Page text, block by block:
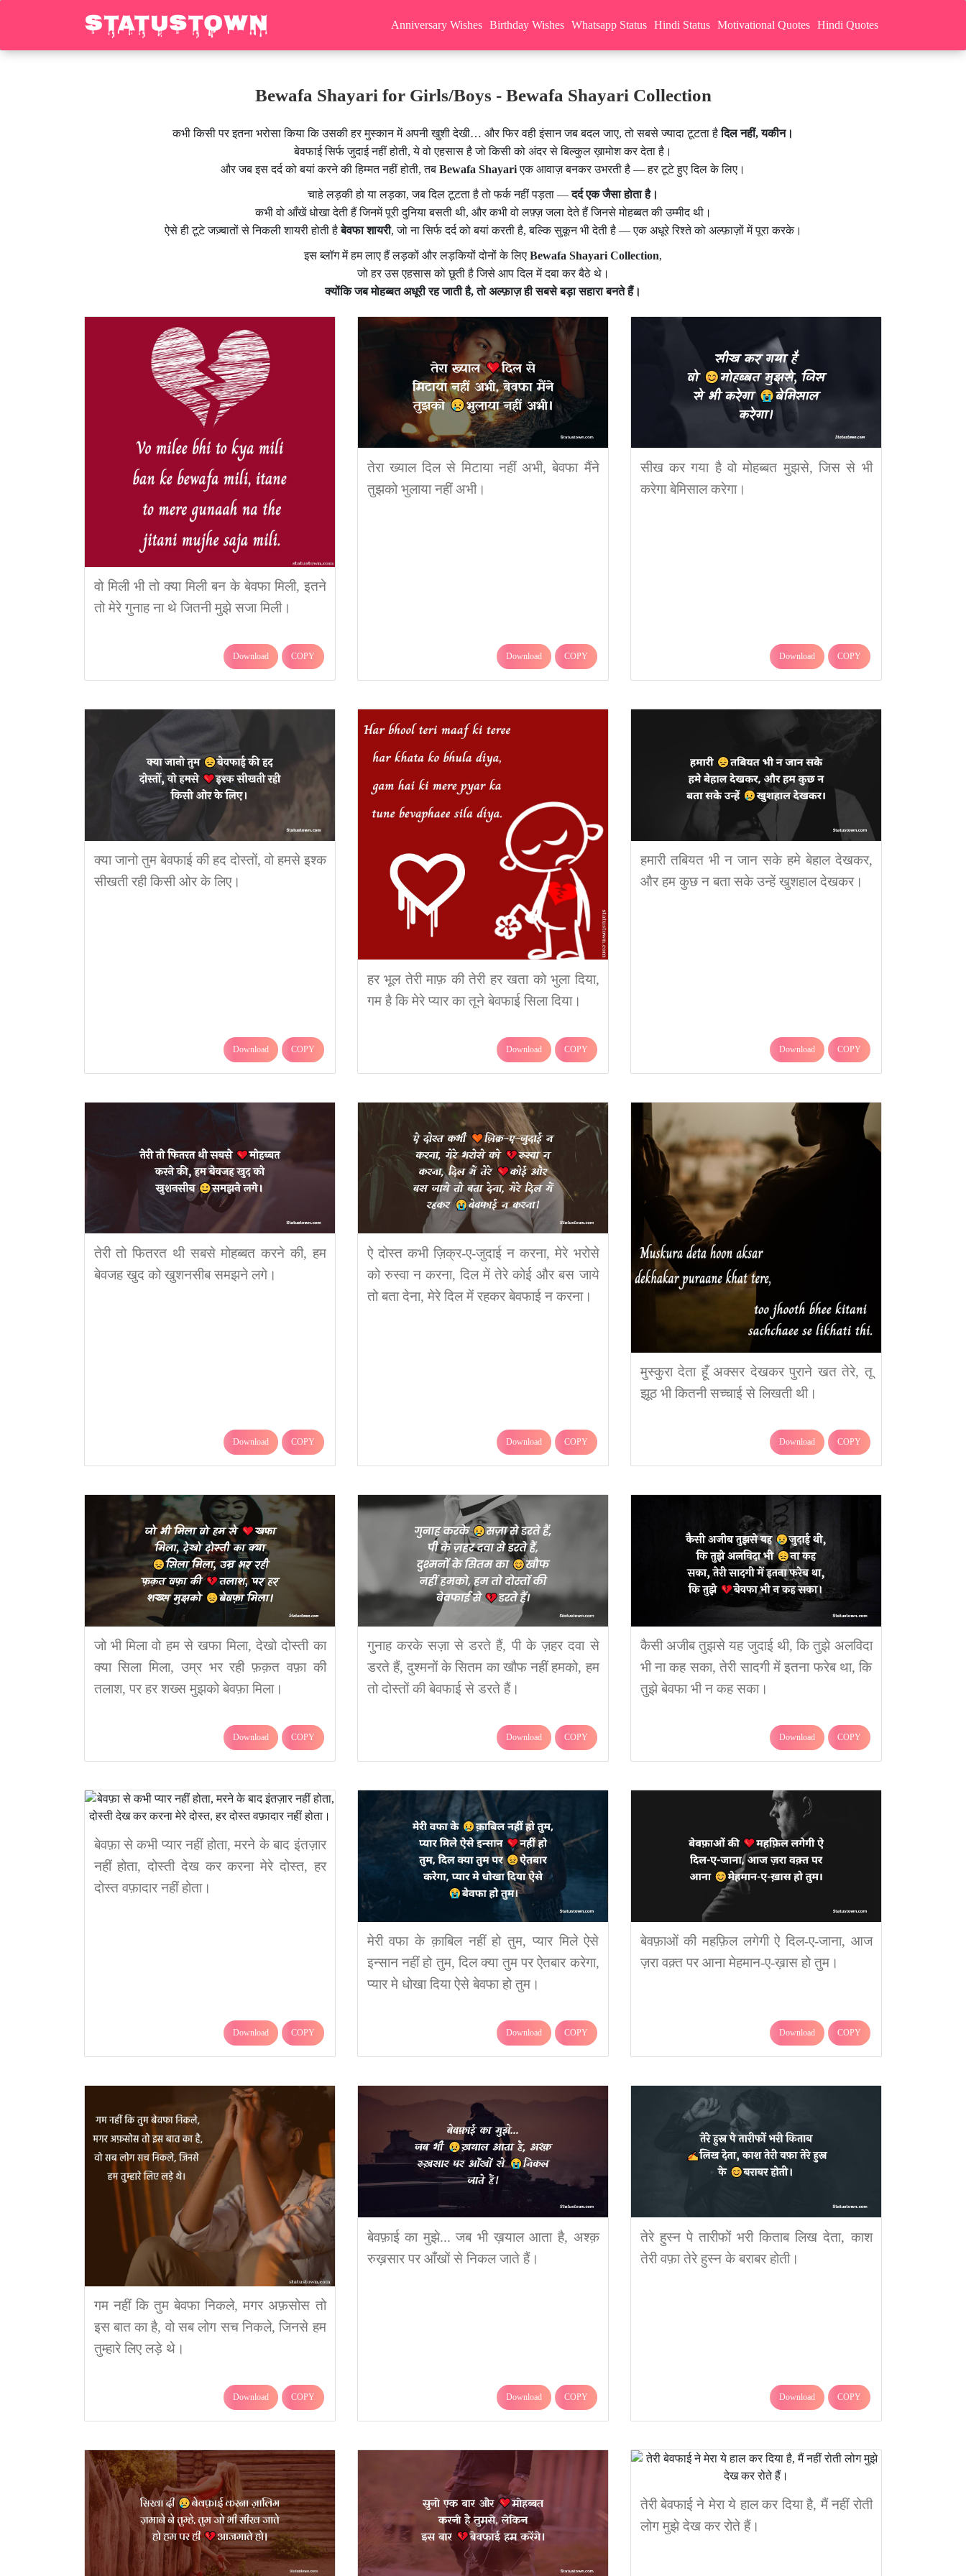
Anniversary Wishes Birthday Wishes Whatsapp Status Hindi Status Motivational Quotes Hindi Quotes
Bewafa Shayari for Girls/Boys - Bewafa Shayari Collection
कभी किसी पर इतना भरोसा किया कि उसकी हर मुस्कान में अपनी खुशी देखी… और फिर वही इंसान जब बदल जाए, तो सबसे ज्यादा टूटता हैदिल नहीं, यकीन।
बेवफाई सिर्फ जुदाई नहीं होती, ये वो एहसास है जो किसी को अंदर से बिल्कुल ख़ामोश कर देता है।
और जब इस दर्द को बयां करने की हिम्मत नहीं होती, तब Bewafa Shayariएक आवाज़ बनकर उभरती है — हर टूटे हुए दिल के लिए।
चाहे लड़की हो या लड़का, जब दिल टूटता है तो फर्क नहीं पड़ता —दर्द एक जैसा होता है।
कभी वो आँखें धोखा देती हैं जिनमें पूरी दुनिया बसती थी, और कभी वो लफ़्ज़ जला देते हैं जिनसे मोहब्बत की उम्मीद थी।
ऐसे ही टूटे जज़्बातों से निकली शायरी होती हैबेवफा शायरी, जो ना सिर्फ दर्द को बयां करती है, बल्कि सुकून भी देती है — एक अधूरे रिश्ते को अल्फ़ाज़ों में पूरा करके।
इस ब्लॉग में हम लाए हैं लड़कों और लड़कियों दोनों के लिए Bewafa Shayari Collection,
जो हर उस एहसास को छूती है जिसे आप दिल में दबा कर बैठे थे।
क्योंकि जब मोहब्बत अधूरी रह जाती है, तो अल्फ़ाज़ ही सबसे बड़ा सहारा बनते हैं।
वो मिली भी तो क्या मिली बन के बेवफा मिली, इतने
तो मेरे गुनाह ना थे जितनी मुझे सजा मिली।
Download COPY
तेरा ख्याल दिल से मिटाया नहीं अभी, बेवफा मैंने
तुझको भुलाया नहीं अभी।
Download COPY
सीख कर गया है वो मोहब्बत मुझसे, जिस से भी
करेगा बेमिसाल करेगा।
Download COPY
क्या जानो तुम बेवफाई की हद दोस्तों, वो हमसे इश्क
सीखती रही किसी ओर के लिए।
Download COPY
हर भूल तेरी माफ़ की तेरी हर खता को भुला दिया,
गम है कि मेरे प्यार का तूने बेवफाई सिला दिया।
Download COPY
हमारी तबियत भी न जान सके हमे बेहाल देखकर,
और हम कुछ न बता सके उन्हें खुशहाल देखकर।
Download COPY
तेरी तो फितरत थी सबसे मोहब्बत करने की, हम
बेवजह खुद को खुशनसीब समझने लगे।
Download COPY
ऐ दोस्त कभी ज़िक्र-ए-जुदाई न करना, मेरे भरोसे
को रुस्वा न करना, दिल में तेरे कोई और बस जाये
तो बता देना, मेरे दिल में रहकर बेवफाई न करना।
Download COPY
मुस्कुरा देता हूँ अक्सर देखकर पुराने खत तेरे, तू
झूठ भी कितनी सच्चाई से लिखती थी।
Download COPY
जो भी मिला वो हम से खफा मिला, देखो दोस्ती का
क्या सिला मिला, उम्र भर रही फ़क़त वफ़ा की
तलाश, पर हर शख्स मुझको बेवफ़ा मिला।
Download COPY
गुनाह करके सज़ा से डरते हैं, पी के ज़हर दवा से
डरते हैं, दुश्मनों के सितम का खौफ नहीं हमको, हम
तो दोस्तों की बेवफाई से डरते हैं।
Download COPY
कैसी अजीब तुझसे यह जुदाई थी, कि तुझे अलविदा
भी ना कह सका, तेरी सादगी में इतना फरेब था, कि
तुझे बेवफा भी न कह सका।
Download COPY
बेवफ़ा से कभी प्यार नहीं होता, मरने के बाद इंतज़ार
नहीं होता, दोस्ती देख कर करना मेरे दोस्त, हर
दोस्त वफ़ादार नहीं होता।
Download COPY
मेरी वफा के क़ाबिल नहीं हो तुम, प्यार मिले ऐसे
इन्सान नहीं हो तुम, दिल क्या तुम पर ऐतबार करेगा,
प्यार मे धोखा दिया ऐसे बेवफा हो तुम।
Download COPY
बेवफ़ाओं की महफ़िल लगेगी ऐ दिल-ए-जाना, आज
ज़रा वक़्त पर आना मेहमान-ए-ख़ास हो तुम।
Download COPY
गम नहीं कि तुम बेवफा निकले, मगर अफ़सोस तो
इस बात का है, वो सब लोग सच निकले, जिनसे हम
तुम्हारे लिए लड़े थे।
Download COPY
बेवफ़ाई का मुझे... जब भी ख़याल आता है, अश्क़
रुख़सार पर आँखों से निकल जाते हैं।
Download COPY
तेरे हुस्न पे तारीफों भरी किताब लिख देता, काश
तेरी वफ़ा तेरे हुस्न के बराबर होती।
Download COPY
तेरी बेवफाई ने मेरा ये हाल कर दिया है, मैं नहीं रोती
लोग मुझे देख कर रोते हैं।